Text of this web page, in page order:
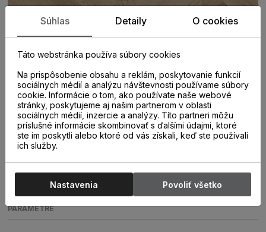
PARAMETRE
Súhlas Detaily O cookies
Táto webstránka používa súbory cookies
Na prispôsobenie obsahu a reklám, poskytovanie funkcií
sociálnych médií a analýzu návštevnosti používame súbory
cookie. Informácie o tom, ako používate naše webové
stránky, poskytujeme aj našim partnerom v oblasti
sociálnych médií, inzercie a analýzy. Títo partneri môžu
príslušné informácie skombinovať s ďalšími údajmi, ktoré
ste im poskytli alebo ktoré od vás získali, keď ste používali
ich služby.
Nastavenia Povoliť všetko